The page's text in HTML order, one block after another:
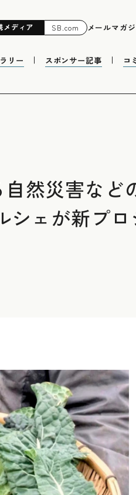
メディア SB.com メールマガ
リー スポンサー記事 コ
自然災害な
シェが新プ